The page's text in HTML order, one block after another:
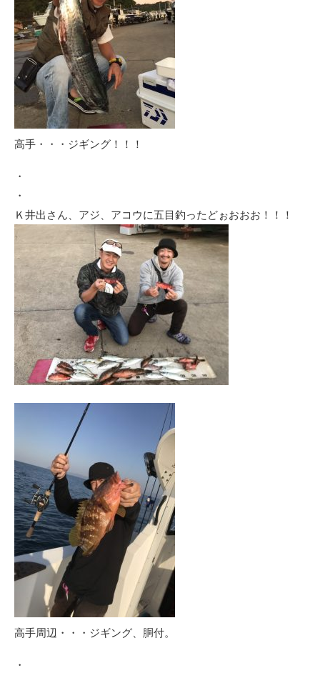
高手・・・ジギング！！！
・
・
Ｋ井出さん、アジ、アコウに五目釣ったどぉおおお！！！
高手周辺・・・ジギング、胴付。
・